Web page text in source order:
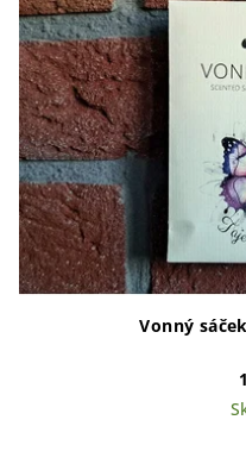
Vonný